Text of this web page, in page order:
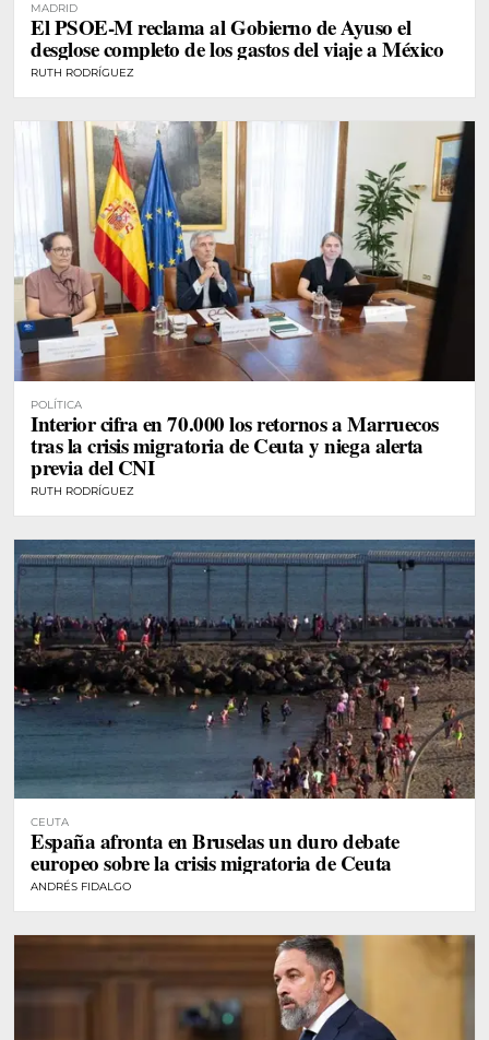
MADRID
El PSOE-M reclama al Gobierno de Ayuso el
desglose completo de los gastos del viaje a México
RUTH RODRÍGUEZ
POLÍTICA
Interior cifra en 70.000 los retornos a Marruecos
tras la crisis migratoria de Ceuta y niega alerta
previa del CNI
RUTH RODRÍGUEZ
CEUTA
España afronta en Bruselas un duro debate
europeo sobre la crisis migratoria de Ceuta
ANDRÉS FIDALGO